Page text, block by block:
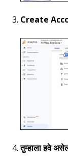
Create
तुम्हाला हवे